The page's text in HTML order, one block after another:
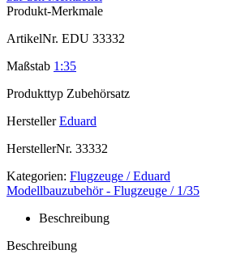
Produkt-Merkmale
ArtikelNr. EDU 33332
Maßstab 1:35
Produkttyp Zubehörsatz
Hersteller Eduard
HerstellerNr. 33332
Kategorien: Flugzeuge / Eduard
Modellbauzubehör - Flugzeuge / 1/35
Beschreibung
Beschreibung